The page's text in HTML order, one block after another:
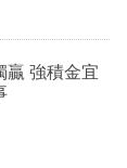
贏 強積金宜